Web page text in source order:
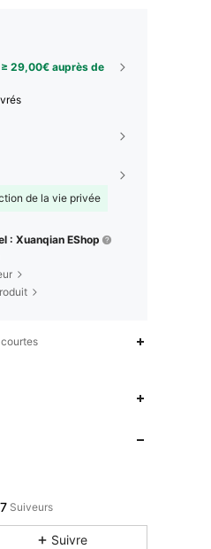
29,00€ auprès de
de la vie privée
: Xuanqian EShop
7 Suiveurs
Suivre